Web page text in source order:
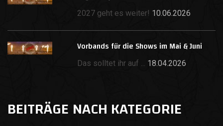
2027 geht es weiter! 10.06.2026
Vorbands für die Shows im Mai & Juni
Das solltet ihr auf ... 18.04.2026
BEITRÄGE NACH KATEGORIE